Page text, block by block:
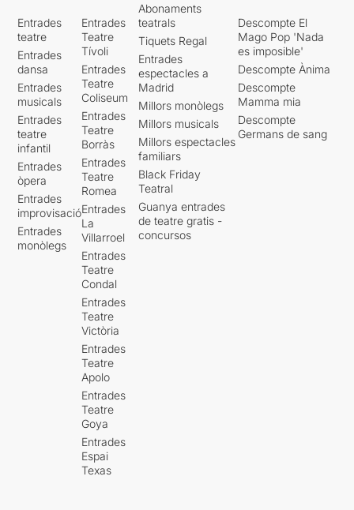
Entrades
teatre
Entrades
dansa
Entrades
musicals
Entrades
teatre
infantil
Entrades
òpera
Entrades
improvisació
Entrades
monòlegs
Entrades
Teatre
Tívoli
Entrades
Teatre
Coliseum
Entrades
Teatre
Borràs
Entrades
Teatre
Romea
Entrades
La
Villarroel
Entrades
Teatre
Condal
Entrades
Teatre
Victòria
Entrades
Teatre
Apolo
Entrades
Teatre
Goya
Entrades
Espai
Texas
Abonaments
teatrals
Tiquets Regal
Entrades
espectacles a
Madrid
Millors monòlegs
Millors musicals
Millors espectacles
familiars
Black Friday
Teatral
Guanya entrades
de teatre gratis -
concursos
Descompte El
Mago Pop 'Nada
es imposible'
Descompte Ànima
Descompte
Mamma mia
Descompte
Germans de sang